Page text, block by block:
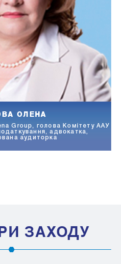
ОЛЕНА
Group, голова Комітету ААУ
адвокатка,
аудиторка
ЗАХОДУ